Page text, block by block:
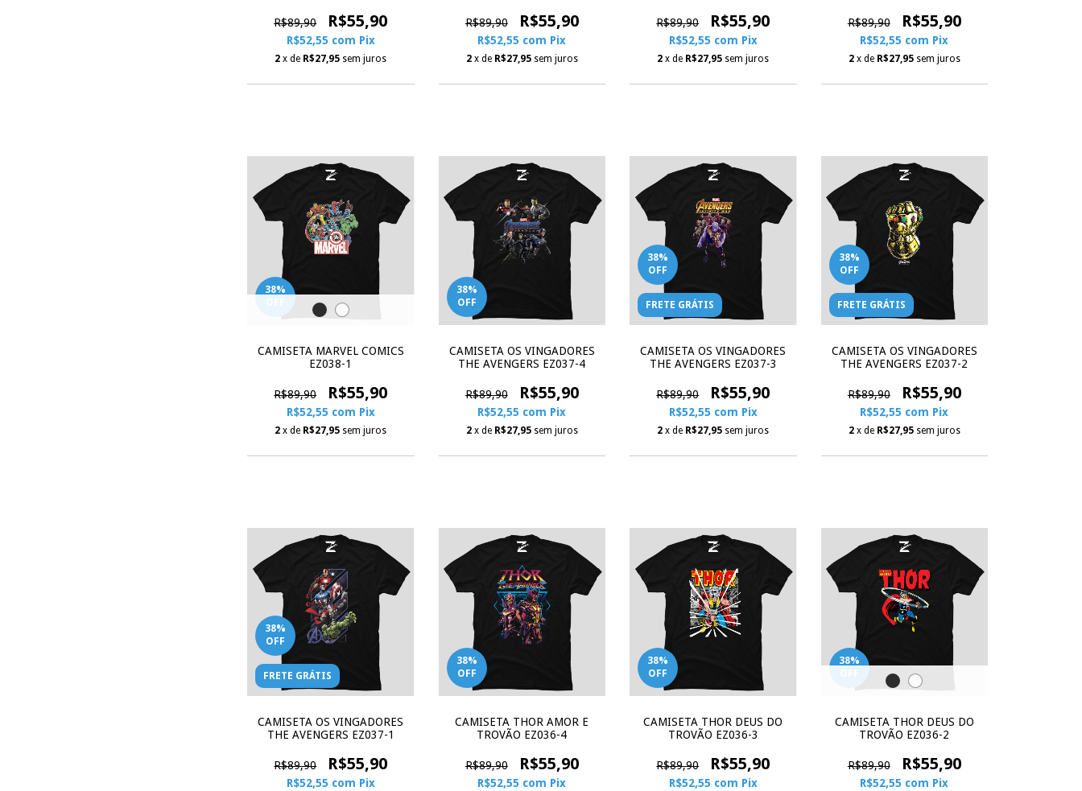
R$89,90 R$55,90
R$52,55 com Pix
2 x de R$27,95 sem juros
R$89,90 R$55,90
R$52,55 com Pix
2 x de R$27,95 sem juros
R$89,90 R$55,90
R$52,55 com Pix
2 x de R$27,95 sem juros
R$89,90 R$55,90
R$52,55 com Pix
2 x de R$27,95 sem juros
38%
CAMISETA MARVEL COMICS
EZ038-1
R$89,90 R$55,90
R$52,55 com Pix
2 x de R$27,95 sem juros
38%
OFF
CAMISETA OS VINGADORES
THE AVENGERS EZ037-4
R$89,90 R$55,90
R$52,55 com Pix
2 x de R$27,95 sem juros
38%
OFF
FRETE GRÁTIS
CAMISETA OS VINGADORES
THE AVENGERS EZ037-3
R$89,90 R$55,90
R$52,55 com Pix
2 x de R$27,95 sem juros
38%
OFF
FRETE GRÁTIS
CAMISETA OS VINGADORES
THE AVENGERS EZ037-2
R$89,90 R$55,90
R$52,55 com Pix
2 x de R$27,95 sem juros
38%
OFF
FRETE GRÁTIS
CAMISETA OS VINGADORES
THE AVENGERS EZ037-1
R$89,90 R$55,90
R$52,55 com Pix
38%
OFF
CAMISETA THOR AMOR E
TROVÃO EZ036-4
R$89,90 R$55,90
R$52,55 com Pix
38%
OFF
CAMISETA THOR DEUS DO
TROVÃO EZ036-3
R$89,90 R$55,90
R$52,55 com Pix
38%
CAMISETA THOR DEUS DO
TROVÃO EZ036-2
R$89,90 R$55,90
R$52,55 com Pix